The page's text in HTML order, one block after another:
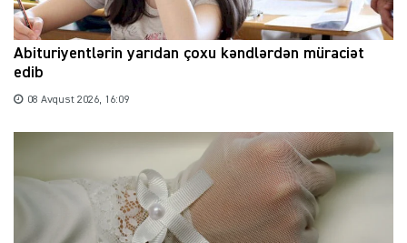
Abituriyentlərin yarıdan çoxu kəndlərdən müraciət
edib
08 Avqust 2026, 16:09